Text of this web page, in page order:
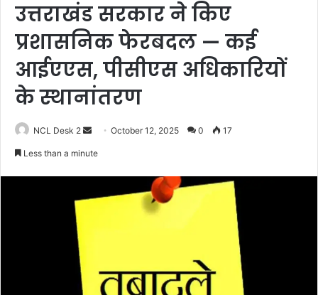
उत्तराखंड सरकार ने किए
प्रशासनिक फेरबदल — कई
आईएएस, पीसीएस अधिकारियों
के स्थानांतरण
NCL Desk 2
a
October 12, 2025 0 17
Less than a minute